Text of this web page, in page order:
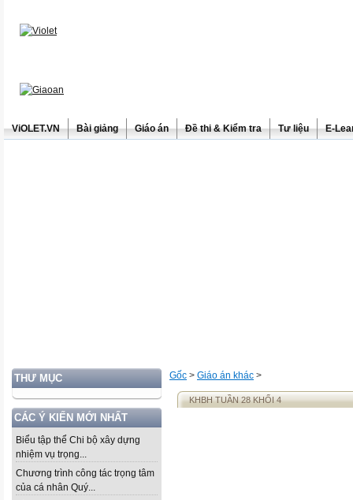
ViOLET.VN Bài giảng Giáo án Đề thi & Kiểm tra Tư liệu E-
THƯ MỤC
CÁC Ý KIẾN MỚI NHẤT
Biểu tập thể Chi bộ xây dựng
nhiệm vụ trọng...
Chương trình công tác trọng tâm
của cá nhân Quý...
Gốc > Giáo án khác >
KHBH TUẦN 28 KHỐI 4